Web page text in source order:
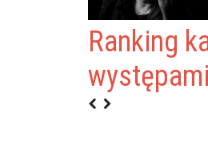
Ranking